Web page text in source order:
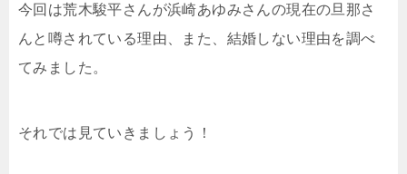
今回は荒木駿平さんが浜崎あゆみさんの現在の旦那さ
んと噂されている理由、また、結婚しない理由を調べ
てみました。
それでは見ていきましょう！